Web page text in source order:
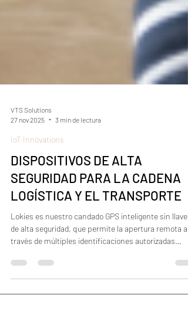
27 nov 2025
3 min de lectura
IoT Innovations
DISPOSITIVOS DE ALTA
SEGURIDAD PARA LA CADENA
LOGÍSTICA Y EL TRANSPORTE
Lokies es nuestro candado GPS inteligente sin llave,
de alta seguridad, que permite la apertura remota a
través de múltiples identificaciones autorizadas